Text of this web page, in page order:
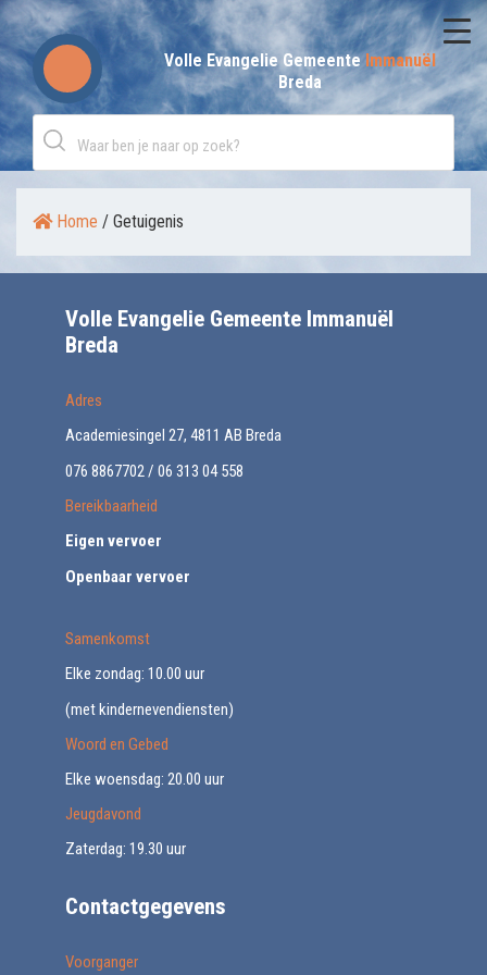
Skip
to
content
Volle Evangelie GemeenteImmanuël
Breda
Home / Getuigenis
Volle Evangelie Gemeente Immanuël
Breda
Adres
Academiesingel 27, 4811 AB Breda
076 8867702 / 06 313 04 558
Bereikbaarheid
Eigen vervoer
Openbaar vervoer
Samenkomst
Elke zondag: 10.00 uur
(met kindernevendiensten)
Woord en Gebed
Elke woensdag: 20.00 uur
Jeugdavond
Zaterdag: 19.30 uur
Contactgegevens
Voorganger